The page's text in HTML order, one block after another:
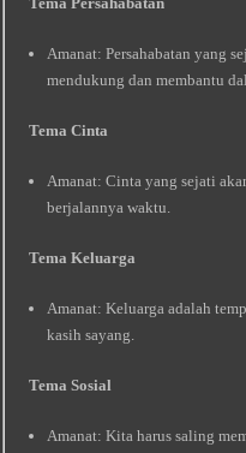
Amanat: Persahabatan yang
mendukung dan membantu
Tema Cinta
Amanat: Cinta yang sejati
berjalannya waktu.
Tema Keluarga
Amanat: Keluarga adalah
kasih sayang.
Tema Sosial
Amanat: Kita harus saling